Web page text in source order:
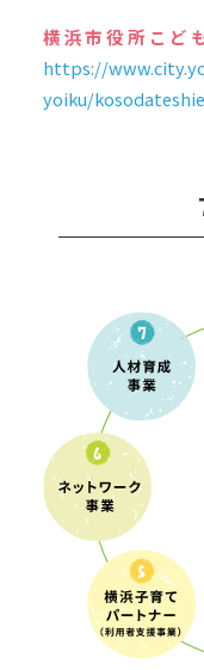
横浜市役所こど
https://
yoiku/